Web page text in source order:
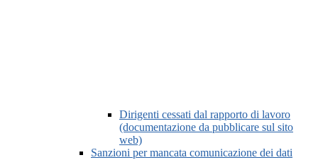
Dirigenti cessati dal rapporto di lavoro
(documentazione da pubblicare sul sito
web)
Sanzioni per mancata comunicazione dei dati